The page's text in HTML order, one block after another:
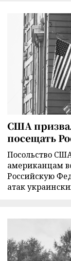
США
посещать
Посольство
американцам
Российскую
атак